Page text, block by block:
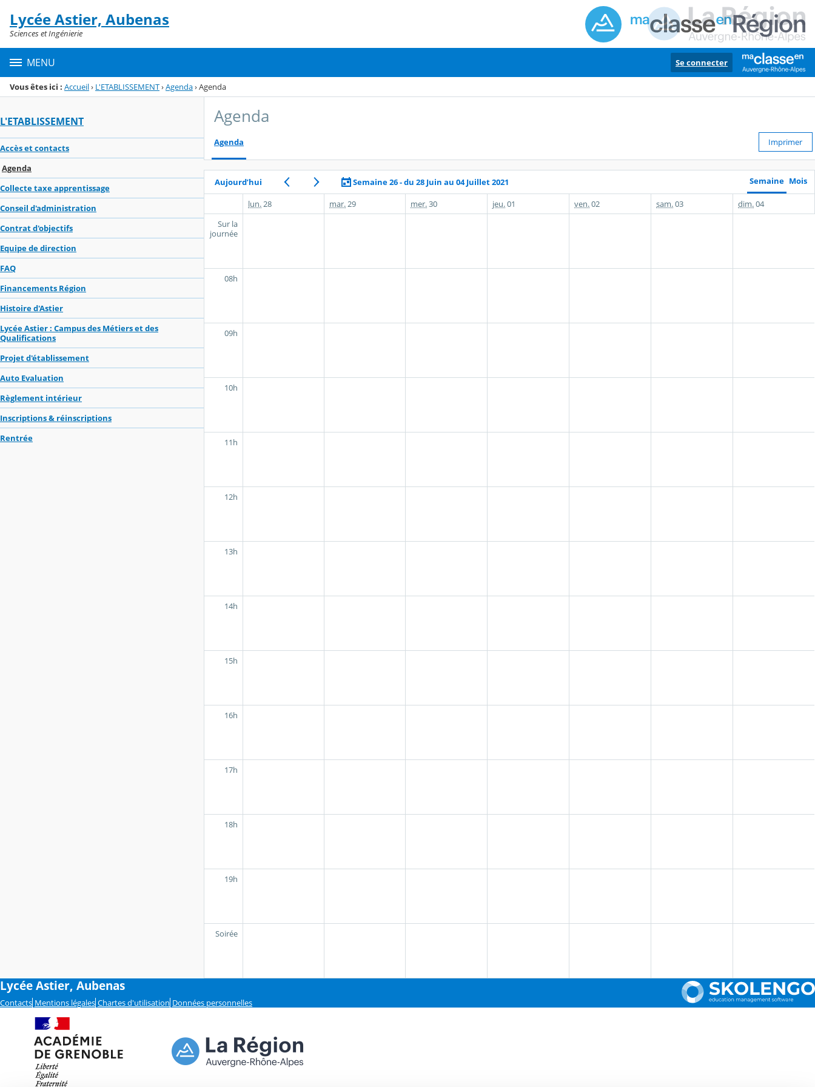
Menu de la rubrique
Contenu
Lycée Astier, Aubenas
Sciences et Ingénierie
MENU Se connecter
Vous êtes ici : Accueil› L'ETABLISSEMENT›Agenda›Agenda
L'ETABLISSEMENT
Accès et contacts
Agenda
Collecte taxe apprentissage
Conseil d'administration
Contrat d'objectifs
Equipe de direction
FAQ
Financements Région
Histoire d'Astier
Lycée Astier : Campus des Métiers et des
Qualifications
Projet d'établissement
Auto Evaluation
Règlement intérieur
Inscriptions & réinscriptions
Rentrée
Agenda
Agenda Imprimer
Aujourd’hui Semaine 26 - du 28 Juin au 04 Juillet 2021 Semaine Mois
lun. 28 mar. 29 mer.30 jeu.01 ven.02 sam.03 dim.04
Sur la
journée
08h
09h
10h
11h
12h
13h
14h
15h
16h
17h
18h
19h
Soirée
Lycée Astier, Aubenas
Contacts Mentions légales Chartes d'utilisation Données personnelles